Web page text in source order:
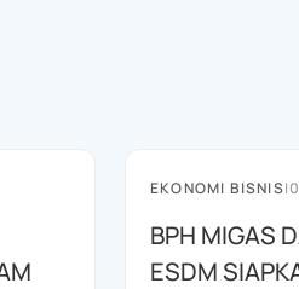
EKONOMI BISNIS|
BPH MIGAS
ESDM